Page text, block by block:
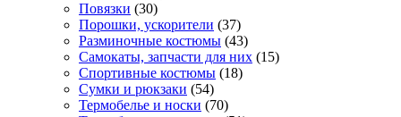
Повязки (30)
Порошки, ускорители (37)
Разминочные костюмы (43)
Самокаты, запчасти для них (15)
Спортивные костюмы (18)
Сумки и рюкзаки (54)
Термобелье и носки (70)